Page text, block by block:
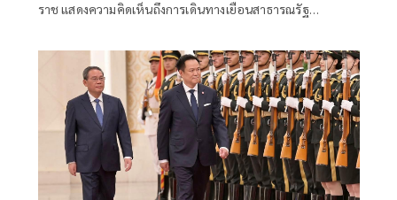
ราช แสดงความคิดเห็นถึงการเดินทางเยือนสาธารณรัฐ